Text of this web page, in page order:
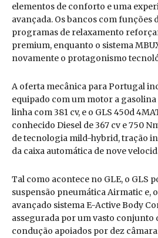
elementos de conforto e uma
avançada. Os bancos com funções
programas de relaxamento
premium, enquanto o sistema
novamente o protagonismo
A oferta mecânica para Portugal
equipado com um motor a
linha com 381 cv, e o GLS 450d
conhecido Diesel de 367 cv e 750
de tecnologia mild-hybrid, tração
da caixa automática de nove
Tal como acontece no GLE, o GLS
suspensão pneumática Airmatic e,
avançado sistema E-Active Body
assegurada por um vasto conjunto
condução apoiados por dez